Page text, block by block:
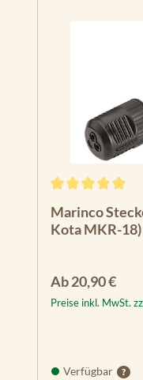
Marinco
Kota MKR-
Regulärer Preis:
Ab20,90 €
Preise inkl. MwSt.
Verfügbar